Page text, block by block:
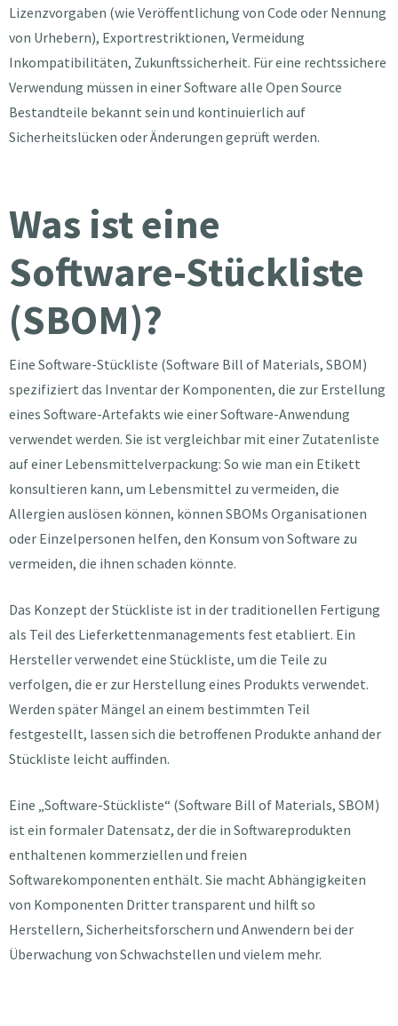
Lizenzvorgaben (wie Veröffentlichung von Code oder Nennung
von Urhebern), Exportrestriktionen, Vermeidung
Inkompatibilitäten, Zukunftssicherheit. Für eine rechtssichere
Verwendung müssen in einer Software alle Open Source
Bestandteile bekannt sein und kontinuierlich auf
Sicherheitslücken oder Änderungen geprüft werden.
Was ist eine
Software-Stückliste
(SBOM)?
Eine Software-Stückliste (Software Bill of Materials, SBOM)
spezifiziert das Inventar der Komponenten, die zur Erstellung
eines Software-Artefakts wie einer Software-Anwendung
verwendet werden. Sie ist vergleichbar mit einer Zutatenliste
auf einer Lebensmittelverpackung: So wie man ein Etikett
konsultieren kann, um Lebensmittel zu vermeiden, die
Allergien auslösen können, können SBOMs Organisationen
oder Einzelpersonen helfen, den Konsum von Software zu
vermeiden, die ihnen schaden könnte.
Das Konzept der Stückliste ist in der traditionellen Fertigung
als Teil des Lieferkettenmanagements fest etabliert. Ein
Hersteller verwendet eine Stückliste, um die Teile zu
verfolgen, die er zur Herstellung eines Produkts verwendet.
Werden später Mängel an einem bestimmten Teil
festgestellt, lassen sich die betroffenen Produkte anhand der
Stückliste leicht auffinden.
Eine „Software-Stückliste“ (Software Bill of Materials, SBOM)
ist ein formaler Datensatz, der die in Softwareprodukten
enthaltenen kommerziellen und freien
Softwarekomponenten enthält. Sie macht Abhängigkeiten
von Komponenten Dritter transparent und hilft so
Herstellern, Sicherheitsforschern und Anwendern bei der
Überwachung von Schwachstellen und vielem mehr.